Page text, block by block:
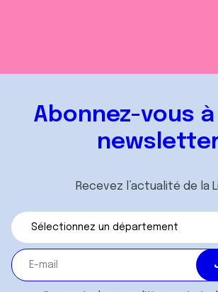
Abonnez-vous
Recevez l’actualité de la